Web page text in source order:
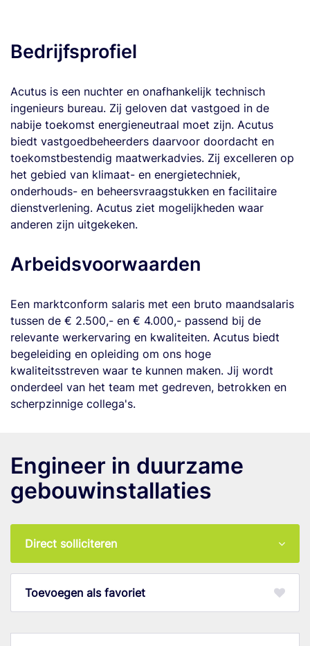
Bedrijfsprofiel
Acutus is een nuchter en onafhankelijk technisch
ingenieurs bureau. Zij geloven dat vastgoed in de
nabije toekomst energieneutraal moet zijn. Acutus
biedt vastgoedbeheerders daarvoor doordacht en
toekomstbestendig maatwerkadvies. Zij excelleren op
het gebied van klimaat- en energietechniek,
onderhouds- en beheersvraagstukken en facilitaire
dienstverlening. Acutus ziet mogelijkheden waar
anderen zijn uitgekeken.
Arbeidsvoorwaarden
Een marktconform salaris met een bruto maandsalaris
tussen de € 2.500,- en € 4.000,- passend bij de
relevante werkervaring en kwaliteiten. Acutus biedt
begeleiding en opleiding om ons hoge
kwaliteitsstreven waar te kunnen maken. Jij wordt
onderdeel van het team met gedreven, betrokken en
scherpzinnige collega's.
Engineer in duurzame
gebouwinstallaties
Direct solliciteren
favoriet